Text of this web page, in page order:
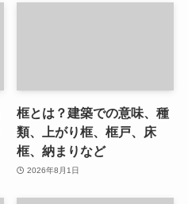
框とは？建築での意味、種
類、上がり框、框戸、床
框、納まりなど
2026年8月1日